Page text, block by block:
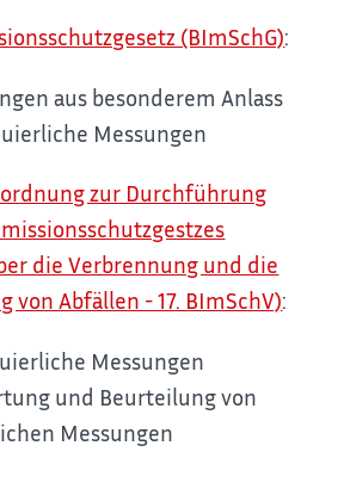
(BImSchG):
aus besonderem Anlass
Messungen
zur Durchführung
die Verbrennung und die
von Abfällen - 17. BImSchV):
Messungen
und Beurteilung von
Messungen